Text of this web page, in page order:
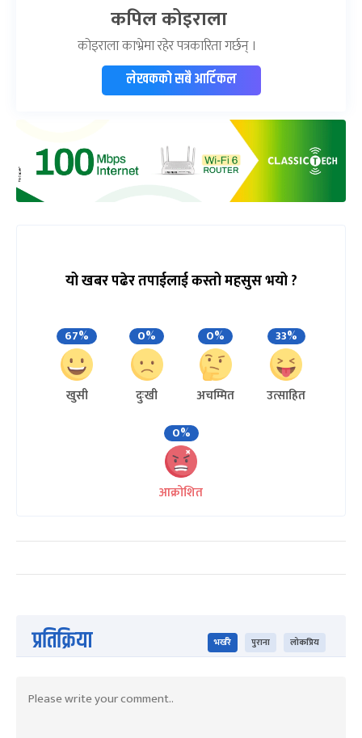
कपिल कोइराला
कोइराला काभ्रेमा रहेर पत्रकारिता गर्छन् ।
लेखकको सबै आर्टिकल
यो खबर पढेर तपाईलाई कस्तो महसुस भयो ?
67%
खुसी
0%
दुःखी
0%
अचम्मित
33%
उत्साहित
0%
आक्रोशित
प्रतिक्रिया भर्खरै पुराना लोकप्रिय